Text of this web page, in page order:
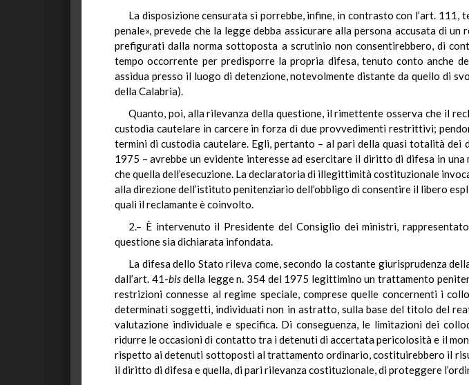
La disposizione censurata si porrebbe, infine, in contrasto con l’art.
penale», prevede che la legge debba assicurare alla persona accusata di
prefigurati dalla norma sottoposta a scrutinio non consentirebbero, di
tempo occorrente per predisporre la propria difesa, tenuto conto anche
assidua presso il luogo di detenzione, notevolmente distante da quello di
della Calabria).
Quanto, poi, alla rilevanza della questione, il rimettente osserva che il
custodia cautelare in carcere in forza di due provvedimenti restrittivi;
termini di custodia cautelare. Egli, pertanto – al pari della quasi totalità
1975 – avrebbe un evidente interesse ad esercitare il diritto di difesa in
che quella dell’esecuzione. La declaratoria di illegittimità costituzionale
alla direzione dell’istituto penitenziario dell’obbligo di consentire il libero
quali il reclamante è coinvolto.
2.– È intervenuto il Presidente del Consiglio dei ministri,
questione sia dichiarata infondata.
La difesa dello Stato rileva come, secondo la costante giurisprudenza
dall’art. 41-bisdella legge n. 354 del 1975 legittimino un trattamento
restrizioni connesse al regime speciale, comprese quelle concernenti i
determinati soggetti, individuati non in astratto, sulla base del titolo del
valutazione individuale e specifica. Di conseguenza, le limitazioni dei
ridurre le occasioni di contatto tra i detenuti di accertata pericolosità e il
rispetto ai detenuti sottoposti al trattamento ordinario, costituirebbero il
il diritto di difesa e quella, di pari rilevanza costituzionale, di proteggere